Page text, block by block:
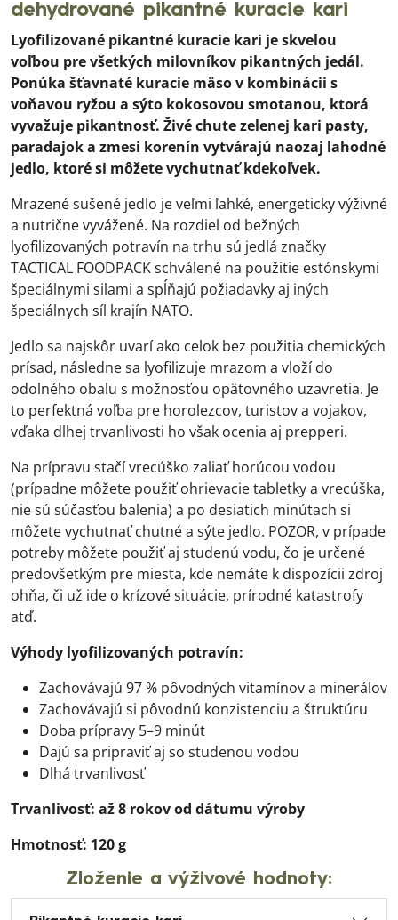
dehydrované pikantné kuracie kari
Lyofilizované pikantné kuracie kari je skvelou
voľbou pre všetkých milovníkov pikantných jedál.
Ponúka šťavnaté kuracie mäso v kombinácii s
voňavou ryžou a sýto kokosovou smotanou, ktorá
vyvažuje pikantnosť. Živé chute zelenej kari pasty,
paradajok a zmesi korenín vytvárajú naozaj lahodné
jedlo, ktoré si môžete vychutnať kdekoľvek.
Mrazené sušené jedlo je veľmi ľahké, energeticky výživné
a nutrične vyvážené. Na rozdiel od bežných
lyofilizovaných potravín na trhu sú jedlá značky
TACTICAL FOODPACK schválené na použitie estónskymi
špeciálnymi silami a spĺňajú požiadavky aj iných
špeciálnych síl krajín NATO.
Jedlo sa najskôr uvarí ako celok bez použitia chemických
prísad, následne sa lyofilizuje mrazom a vloží do
odolného obalu s možnosťou opätovného uzavretia. Je
to perfektná voľba pre horolezcov, turistov a vojakov,
vďaka dlhej trvanlivosti ho však ocenia aj prepperi.
Na prípravu stačí vrecúško zaliať horúcou vodou
(prípadne môžete použiť ohrievacie tabletky a vrecúška,
nie sú súčasťou balenia) a po desiatich minútach si
môžete vychutnať chutné a sýte jedlo. POZOR, v prípade
potreby môžete použiť aj studenú vodu, čo je určené
predovšetkým pre miesta, kde nemáte k dispozícii zdroj
ohňa, či už ide o krízové situácie, prírodné katastrofy
atď.
Výhody lyofilizovaných potravín:
Zachovávajú 97 % pôvodných vitamínov a minerálov
Zachovávajú si pôvodnú konzistenciu a štruktúru
Doba prípravy 5–9 minút
Dajú sa pripraviť aj so studenou vodou
Dlhá trvanlivosť
Trvanlivosť: až 8 rokov od dátumu výroby
Hmotnosť: 120 g
Zloženie a výživové hodnoty: